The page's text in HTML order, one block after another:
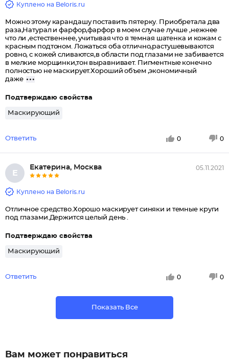
Куплено на Beloris.ru
Можно этому карандашу поставить пятерку. Приобретала два
раза,Натурал и фарфор,фарфор в моем случае лучше ,нежнее
что ли ,естественнее, учитывая что я темная шатенка и кожам с
красным подтоном. Ложаться оба отлично,растушевываются
ровно, с кожей сливаются,в области под глазами не забивается
в мелкие морщинки,тон выравнивает. Пигментные конечно
полностью не маскирует.Хороший объем ,экономичный
даже
Подтверждаю свойства
Маскирующий
Ответить 0 0
Е
Екатерина, Москва 05.11.2021
Куплено на Beloris.ru
Отличное средство.Хорошо маскирует синяки и темные круги
под глазами.Держится целый день .
Подтверждаю свойства
Маскирующий
Ответить 0 0
Показать Все
Вам может понравиться